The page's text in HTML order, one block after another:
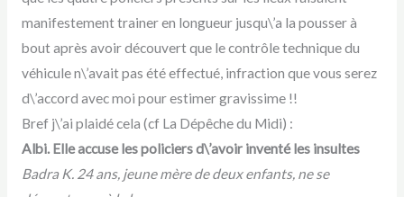
manifestement trainer en longueur jusqu\’a la pousser à
bout après avoir découvert que le contrôle technique du
véhicule n\’avait pas été effectué, infraction que vous serez
d\’accord avec moi pour estimer gravissime !!
Bref j\’ai plaidé cela (cf La Dépêche du Midi) :
Albi. Elle accuse les policiers d\’avoir inventé les insultes
Badra K. 24 ans, jeune mère de deux enfants, ne se